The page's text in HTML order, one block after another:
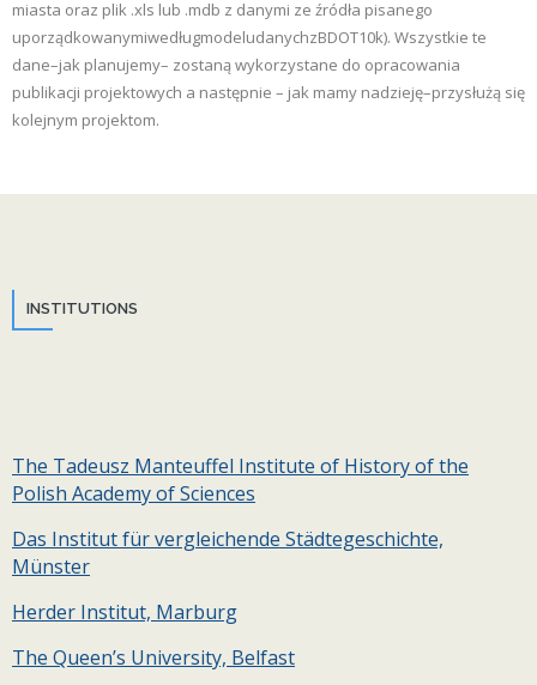
miasta oraz plik .xls lub .mdb z danymi ze źródła pisanego
uporządkowanymiwedługmodeludanychzBDOT10k). Wszystkie te
dane–jak planujemy– zostaną wykorzystane do opracowania
publikacji projektowych a następnie – jak mamy nadzieję–przysłużą się
kolejnym projektom.
INSTITUTIONS
The Tadeusz Manteuffel Institute of History of the
Polish Academy of Sciences
Das Institut für vergleichende Städtegeschichte,
Münster
Herder Institut, Marburg
The Queen’s University, Belfast